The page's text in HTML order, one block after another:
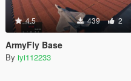
4.5 439 2
ArmyFly Base
By iyi112233